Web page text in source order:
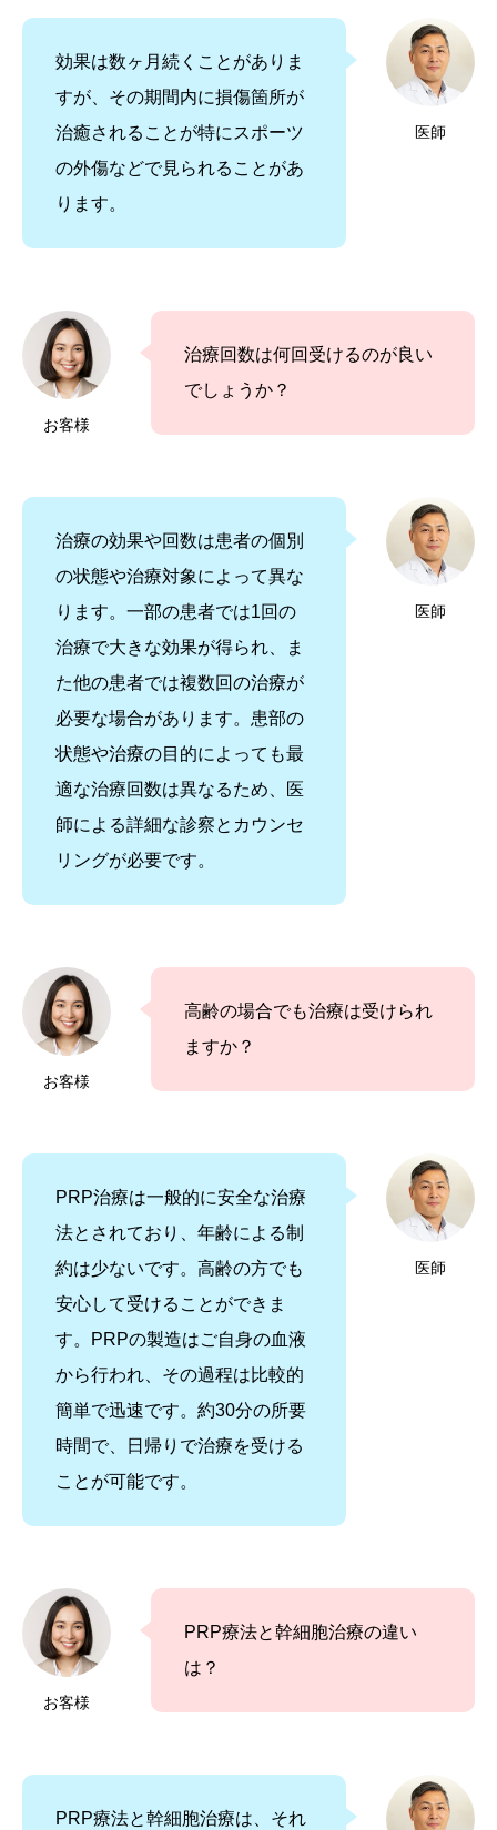
医師
効果は数ヶ月続くことがありま
すが、その期間内に損傷箇所が
治癒されることが特にスポーツ
の外傷などで見られることがあ
ります。
お客様
治療回数は何回受けるのが良い
でしょうか？
医師
治療の効果や回数は患者の個別
の状態や治療対象によって異な
ります。一部の患者では1回の
治療で大きな効果が得られ、ま
た他の患者では複数回の治療が
必要な場合があります。患部の
状態や治療の目的によっても最
適な治療回数は異なるため、医
師による詳細な診察とカウンセ
リングが必要です。
お客様
高齢の場合でも治療は受けられ
ますか？
医師
PRP治療は一般的に安全な治療
法とされており、年齢による制
約は少ないです。高齢の方でも
安心して受けることができま
す。PRPの製造はご自身の血液
から行われ、その過程は比較的
簡単で迅速です。約30分の所要
時間で、日帰りで治療を受ける
ことが可能です。
お客様
PRP療法と幹細胞治療の違い
は？
PRP療法と幹細胞治療は、それ